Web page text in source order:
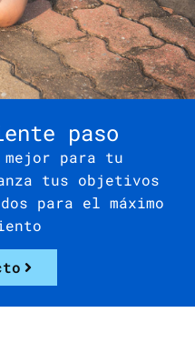
paso
para tu
tus objetivos
para el máximo